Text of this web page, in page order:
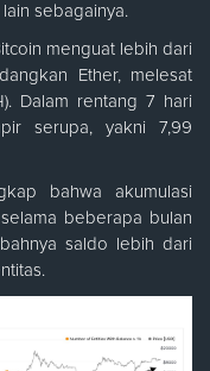
sebagainya.
menguat lebih dari
Ether, melesat
Dalam rentang 7 hari
serupa, yakni 7,99
bahwa akumulasi
beberapa bulan
saldo lebih dari